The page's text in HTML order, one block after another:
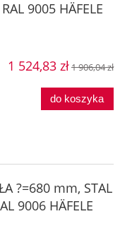
9005 HÄFELE
1 524,83 zł1 906,04 zł
do koszyka
?=680 mm, STAL
9006 HÄFELE